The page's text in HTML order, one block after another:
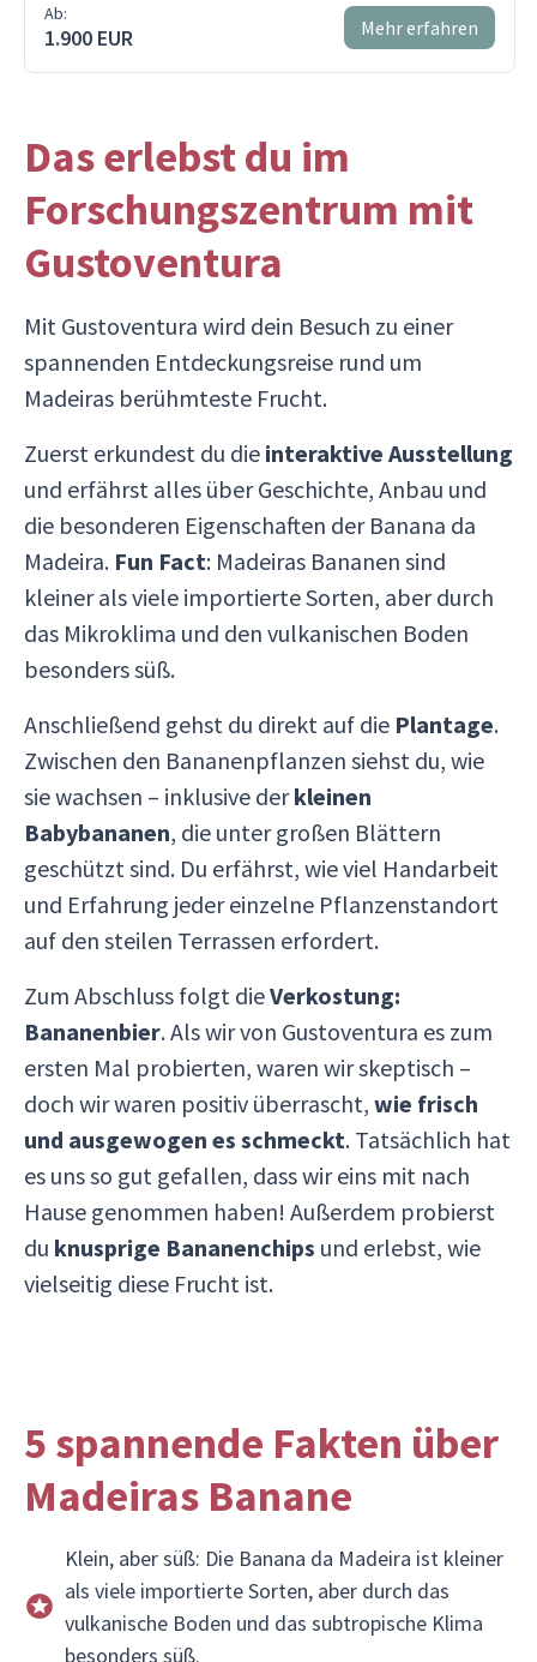
Ab:
1.900 EUR Mehr erfahren
Das erlebst du im
Forschungszentrum mit
Gustoventura
Mit Gustoventura wird dein Besuch zu einer
spannenden Entdeckungsreise rund um
Madeiras berühmteste Frucht.
Zuerst erkundest du die interaktive Ausstellung
und erfährst alles über Geschichte, Anbau und
die besonderen Eigenschaften der Banana da
Madeira. Fun Fact: Madeiras Bananen sind
kleiner als viele importierte Sorten, aber durch
das Mikroklima und den vulkanischen Boden
besonders süß.
Anschließend gehst du direkt auf die Plantage.
Zwischen den Bananenpflanzen siehst du, wie
sie wachsen – inklusive derkleinen
Babybananen, die unter großen Blättern
geschützt sind. Du erfährst, wie viel Handarbeit
und Erfahrung jeder einzelne Pflanzenstandort
auf den steilen Terrassen erfordert.
Zum Abschluss folgt dieVerkostung:
Bananenbier. Als wir von Gustoventura es zum
ersten Mal probierten, waren wir skeptisch –
doch wir waren positiv überrascht, wie frisch
und ausgewogen es schmeckt. Tatsächlich hat
es uns so gut gefallen, dass wir eins mit nach
Hause genommen haben! Außerdem probierst
du knusprige Bananenchips und erlebst, wie
vielseitig diese Frucht ist.
5 spannende Fakten über
Madeiras Banane
Klein, aber süß: Die Banana da Madeira ist kleiner
als viele importierte Sorten, aber durch das
vulkanische Boden und das subtropische Klima
besonders süß.